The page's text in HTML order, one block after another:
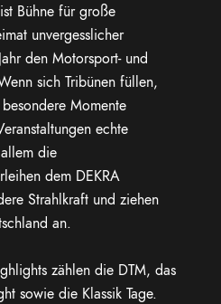
Bühne für große
unvergesslicher
den Motorsport- und
sich Tribünen füllen,
Momente
echte
die
dem DEKRA
Strahlkraft und ziehen
an.
zählen die DTM, das
sowie die Klassik Tage.